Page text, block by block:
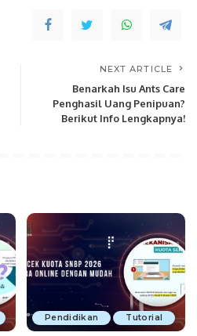
NEXT ARTICLE
Benarkah Isu Ants Care
Penghasil Uang Penipuan?
Berikut Info Lengkapnya!
Pendidikan Tutorial